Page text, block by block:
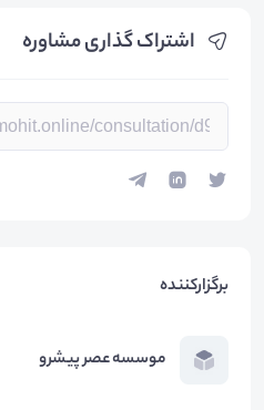
اشتراک گذاری مشاوره
برگزارکننده
موسسه عصر پیشرو